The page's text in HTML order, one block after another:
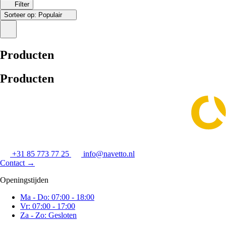
Filter
Sorteer op: Populair
Producten
Producten
+31 85 773 77 25
info@navetto.nl
Contact →
Openingstijden
Ma - Do: 07:00 - 18:00
Vr: 07:00 - 17:00
Za - Zo: Gesloten